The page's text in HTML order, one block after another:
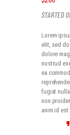
STARTED
Lorem
elit, sed
dolore
nostrud
ea
fugiat
non
anim id est